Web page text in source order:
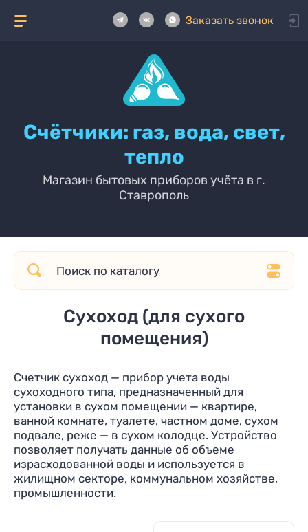
Заказать звонок
Счётчики: газ, вода, свет,
тепло
Магазин бытовых приборов учёта в г.
Ставрополь
Главная
Сухоход (для сухого помещения)
Сухоход (для сухого
помещения)
Счетчик сухоход — прибор учета воды
сухоходного типа, предназначенный для
установки в сухом помещении — квартире,
ванной комнате, туалете, частном доме, сухом
подвале, реже — в сухом колодце. Устройство
позволяет получать данные об объеме
израсходованной воды и используется в
жилищном секторе, коммунальном хозяйстве,
промышленности.